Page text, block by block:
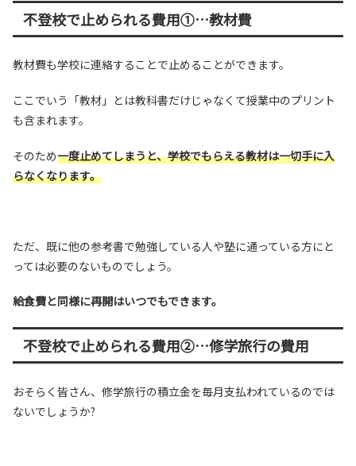
不登校で止められる費用①…教材費
教材費も学校に連絡することで止めることができます。
ここでいう「教材」とは教科書だけじゃなくて授業中のプリント
も含まれます。
そのため一度止めてしまうと、学校でもらえる教材は一切手に入
らなくなります。
ただ、既に他の参考書で勉強している人や塾に通っている方にと
っては必要のないものでしょう。
給食費と同様に再開はいつでもできます。
不登校で止められる費用②…修学旅行の費用
おそらく皆さん、修学旅行の積立金を毎月支払われているのでは
ないでしょうか?